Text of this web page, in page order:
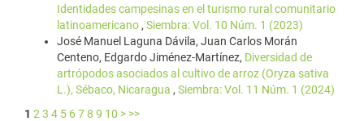
Identidades campesinas en el turismo rural comunitario
latinoamericano , Siembra: Vol. 10 Núm. 1 (2023)
José Manuel Laguna Dávila, Juan Carlos Morán
Centeno, Edgardo Jiménez-Martínez, Diversidad de
artrópodos asociados al cultivo de arroz (Oryza sativa
L.), Sébaco, Nicaragua , Siembra: Vol. 11 Núm. 1 (2024)
1 2 3 4 5 678 9 10 > >>